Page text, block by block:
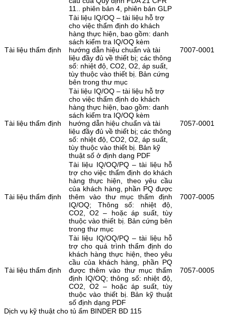
11.. phiên bản 4, phiên bản GLP
Tài liệu thẩm định
Tài liệu IQ/OQ – tài liệu hỗ trợ
cho việc thẩm định do khách
hàng thực hiện, bao gồm: danh
sách kiểm tra IQ/OQ kèm
hướng dẫn hiệu chuẩn và tài
liệu đầy đủ về thiết bị; các thông
số: nhiệt độ, CO2, O2, áp suất,
tùy thuộc vào thiết bị. Bản cứng
bên trong thư mục
7007-0001
Tài liệu thẩm định
Tài liệu IQ/OQ – tài liệu hỗ trợ
cho việc thẩm định do khách
hàng thực hiện, bao gồm: danh
sách kiểm tra IQ/OQ kèm
hướng dẫn hiệu chuẩn và tài
liệu đầy đủ về thiết bị; các thông
số: nhiệt độ, CO2, O2, áp suất,
tùy thuộc vào thiết bị. Bản kỹ
thuật số ở định dạng PDF
7057-0001
Tài liệu thẩm định
Tài liệu IQ/OQ/PQ – tài liệu hỗ
trợ cho việc thẩm định do khách
hàng thực hiện, theo yêu cầu
của khách hàng, phần PQ được
thêm vào thư mục thẩm định
IQ/OQ; Thông số: nhiệt độ,
CO2, O2 – hoặc áp suất, tùy
thuộc vào thiết bị. Bản cứng bên
trong thư mục
7007-0005
Tài liệu thẩm định
Tài liệu IQ/OQ/PQ – tài liệu hỗ
trợ cho quá trình thẩm định do
khách hàng thực hiện, theo yêu
cầu của khách hàng, phần PQ
được thêm vào thư mục thẩm
định IQ/OQ; thông số: nhiệt độ,
CO2, O2 – hoặc áp suất, tùy
thuộc vào thiết bị. Bản kỹ thuật
số định dạng PDF
7057-0005
Dịch vụ kỹ thuật cho tủ ấm BINDER BD 115